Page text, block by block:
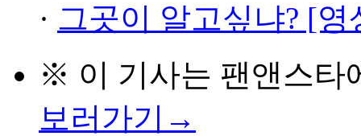
· 그곳이 알고싶냐? [
※ 이 기사는 팬앤스타
보러가기→